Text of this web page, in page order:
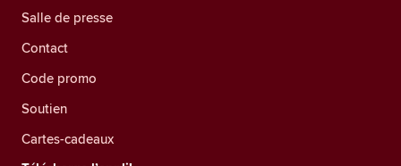
Salle de presse
Contact
Code promo
Soutien
Cartes-cadeaux